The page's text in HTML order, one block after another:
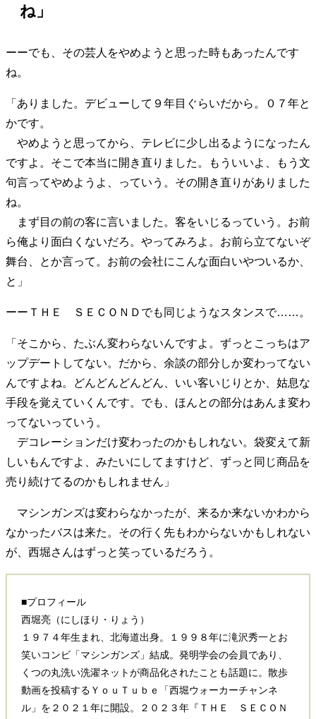
トップが描く未来
マインドセット
忘れられない言葉
10代・20代の土台
ライフスタイル・生き方
40代からの景色 50代のリアル
美しさの哲学
熱狂できるもの
一生モノの愛用品
私を彩るエッセンス
60代のネクストステージ
70代のグランドデザイン
社会・カルチャー・マネー
地域とつながる/お金との付き合い方
ね」
ーーでも、その芸人をやめようと思った時もあったんです
ね。
「ありました。デビューして９年目ぐらいだから。０７年と
かです。
やめようと思ってから、テレビに少し出るようになったん
ですよ。そこで本当に開き直りました。もういいよ、もう文
句言ってやめようよ、っていう。その開き直りがありました
ね。
まず目の前の客に言いました。客をいじるっていう。お前
ら俺より面白くないだろ。やってみろよ。お前ら立てないぞ
舞台、とか言って。お前の会社にこんな面白いやついるか、
と」
ーーＴＨＥ ＳＥＣＯＮＤでも同じようなスタンスで……。
「そこから、たぶん変わらないんですよ。ずっとこっちはア
ップデートしてない。だから、余談の部分しか変わってない
んですよね。どんどんどんどん、いい客いじりとか、姑息な
手段を覚えていくんです。でも、ほんとの部分はあんま変わ
ってないっていう。
デコレーションだけ変わったのかもしれない。袋変えて新
しいもんですよ、みたいにしてますけど、ずっと同じ商品を
売り続けてるのかもしれません」
マシンガンズは変わらなかったが、来るか来ないかわから
なかったバスは来た。その行く先もわからないかもしれない
が、西堀さんはずっと笑っているだろう。
■プロフィール
西堀亮（にしほり・りょう）
１９７４年生まれ、北海道出身。１９９８年に滝沢秀一とお
笑いコンビ「マシンガンズ」結成。発明学会の会員であり、
くつの丸洗い洗濯ネットが商品化されたことも話題に。散歩
動画を投稿するＹｏｕＴｕｂｅ「西堀ウォーカーチャンネ
ル」を２０２１年に開設。２０２３年『ＴＨＥ ＳＥＣＯＮ